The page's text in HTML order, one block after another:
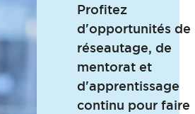
Profitez
d'opportunités de
réseautage, de
mentorat et
d'apprentissage
continu pour faire